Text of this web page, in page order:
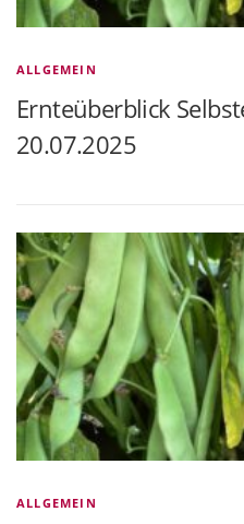
ALLGEMEIN
Ernteüberblick
20.07.2025
ALLGEMEIN